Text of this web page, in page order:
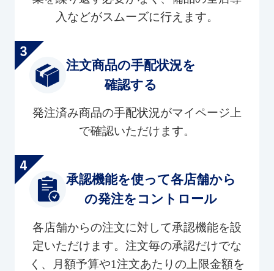
入などがスムーズに行えます。
注文商品の手配状況を
確認する
発注済み商品の手配状況がマイページ上
で確認いただけます。
承認機能を使って各店舗から
の発注をコントロール
各店舗からの注文に対して承認機能を設
定いただけます。注文毎の承認だけでな
く、月額予算や1注文あたりの上限金額を